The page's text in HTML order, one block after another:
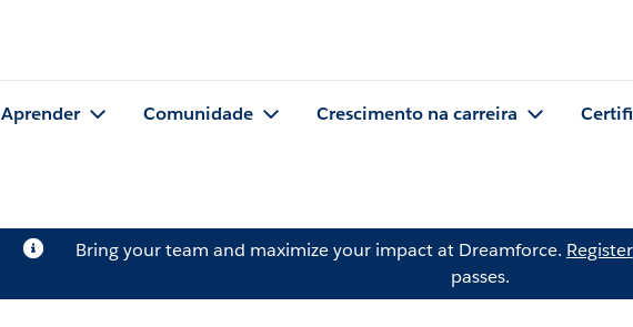
Aprender Comunidade Crescimento na carreira
Bring your team and maximize your impact at Dreamforce. Register
passes.